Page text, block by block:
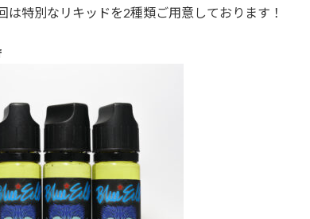
は特別なリキッドを2種類ご用意しております！